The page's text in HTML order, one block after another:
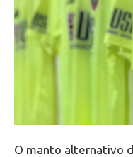
O manto alternativo